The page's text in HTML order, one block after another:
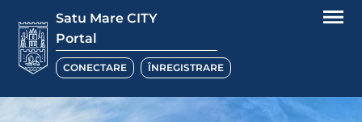
Satu Mare CITY
Portal
CONECTARE ÎNREGISTRARE